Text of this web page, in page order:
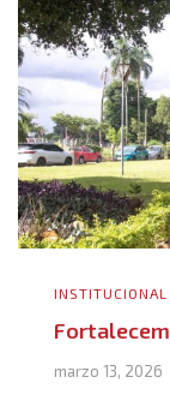
INSTITUCIONAL
marzo 13, 2026